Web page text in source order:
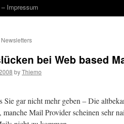
Impressum
bei Web based
byThiemo
Sie gar nicht mehr geben – Die
Mail Provider scheinen sehr